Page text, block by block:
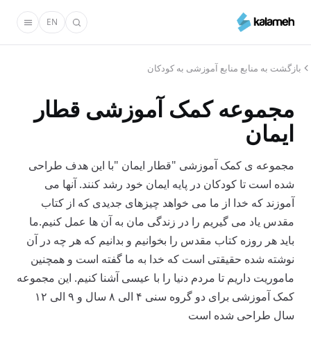
محتوای
EN
بازگشت به منابع منابع آموزشی به کودکان
مجموعه کمک آموزشی قطار
ایمان
مجموعه ی کمک آموزشی "قطار ایمان "با این هدف طراحی
شده است تا کودکان در پایه ایمان خود رشد کنند. آنها می
آموزند که خدا از ما می خواهد چیزهای جدیدی که از کتاب
مقدس یاد می گیریم را در زندگی مان به آن ها عمل کنیم.ما
باید هر روزه کتاب مقدس را بخوانیم و بدانیم که هر چه در آن
نوشته شده حقیقتی است که خدا به ما گفته است و همچنین
ماموریت داریم تا مردم دنیا را با عیسی آشنا کنیم. این مجموعه
کمک آموزشی برای دو گروه سنی ۴ الی ۸ سال و ۹ الی ۱۲
سال طراحی شده است